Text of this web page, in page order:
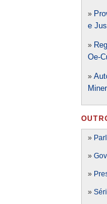
»
e
»
Oe-
»
»
»
»
»